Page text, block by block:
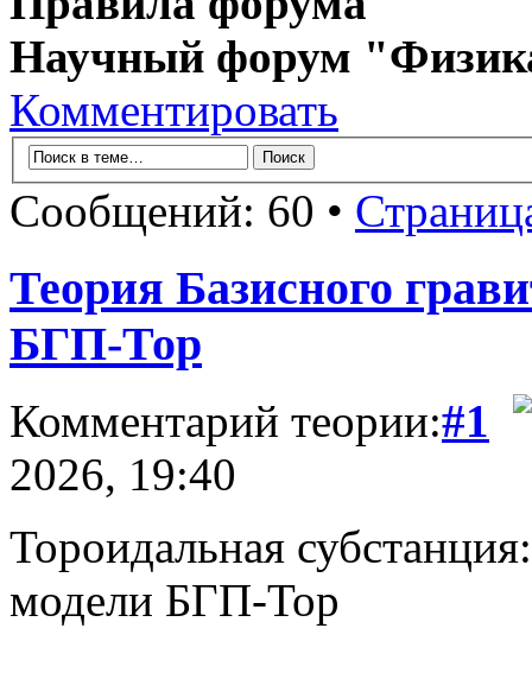
Научный форум
Комментировать
Сообщений: 60 •
Теория Базисного
БГП-Тор
Комментарий теории:#1
2026, 19:40
Тороидальная
модели БГП-Тор